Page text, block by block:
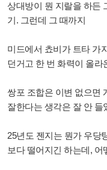
상대방이 뭔 지랄을 하든
기. 그런데 그 때까지
미드에서 쵸비가 트타 가
던거고 한 번 화력이 올라
쌍포 조합은 이변 없으면
잘한다는 생각은 잘 안 들
25년도 젠지는 뭔가 우당
보다 떨어지긴 하는데, 어